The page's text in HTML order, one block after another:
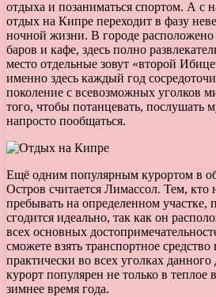
отдыха и позаниматься спортом. А с
отдых на Кипре переходит в фазу
ночной жизни. В городе
баров и кафе, здесь полно
место отдельные зовут «второй
именно здесь каждый год
поколение с всевозможных уголков
того, чтобы потанцевать, послушать
напросто пообщаться.
Ещё одним популярным курортом в
Остров считается Лимассол. Тем, кто
пребывать на определенном участке,
сгодится идеально, так как он
всех основных
сможете взять транспортное
практически во всех уголках
курорт популярен не только в теплое
зимнее время года.